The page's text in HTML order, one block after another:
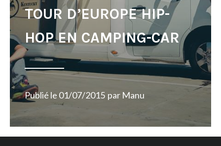
TOUR D’EUROPE HIP-
HOP EN CAMPING-CAR
Publié le 01/07/2015 par Manu